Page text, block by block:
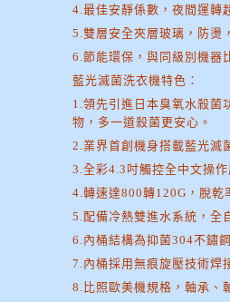
4.最佳安靜係數，夜間運轉
5.雙層安全夾層玻璃，防燙
6.節能環保，與同級別機器
藍光滅菌洗衣機特色：
1.領先引進日本臭氧水殺菌
物，多一道殺菌更安心。
2.業界首創機身搭載藍光滅
3.全彩4.3吋觸控全中文操
4.轉速達800轉120G，脫乾
5.配備冷熱雙進水系統，全
6.內桶結構為抑菌304不鏽
7.內桶採用無痕旋壓技術焊
8.比照歐美機規格，軸承、